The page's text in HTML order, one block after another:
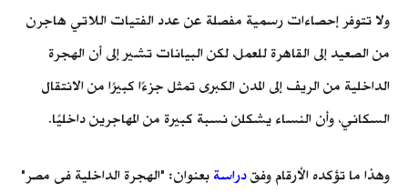
ولا تتوفر إحصاءات رسمية مفصلة عن عدد الفتيات اللاتي هاجرن
من الصعيد إلى القاهرة للعمل، لكن البيانات تشير إلى أن الهجرة
الداخلية من الريف إلى المدن الكبرى تمثل جزءًا كبيرًا من الانتقال
السكاني، وأن النساء يشكلن نسبة كبيرة من المهاجرين داخليًا.
وهذا ما تؤكده الأرقام وفق دراسة بعنوان: "الهجرة الداخلية فى مصر"